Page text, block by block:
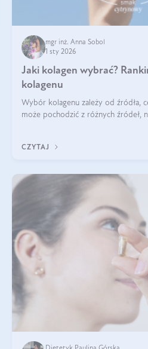
mgr inż. Anna Sobol
1 sty 2026
Jaki kolagen wybrać?
kolagenu
Wybór kolagenu zależy od źródła,
może pochodzić z różnych źródeł,
bydlęcy.
CZYTAJ